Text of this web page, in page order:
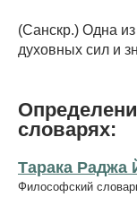
(Санскр.) Одна
духовных сил и
словарях:
Тарака Раджа
Философский